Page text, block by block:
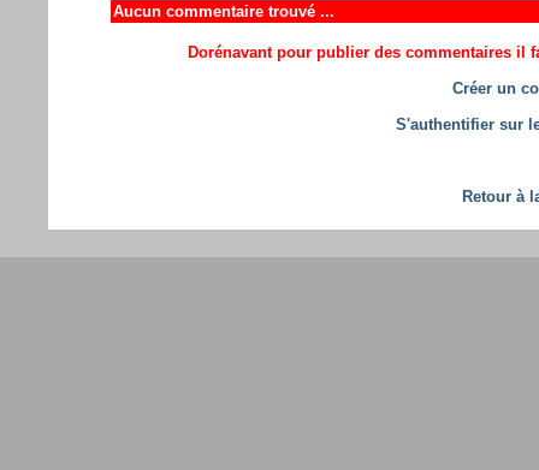
Aucun commentaire trouvé ...
Dorénavant pour publier des commentaires il
Créer un
S'authentifier sur
Retour à